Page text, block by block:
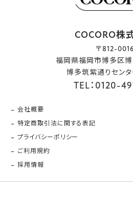
COCORO株
〒812-0016
福岡県福岡市博多区
博多筑紫通りセンタ
TEL：0120-
会社概要
特定商取引法に関する表記
プライバシーポリシー
ご利用規約
採用情報